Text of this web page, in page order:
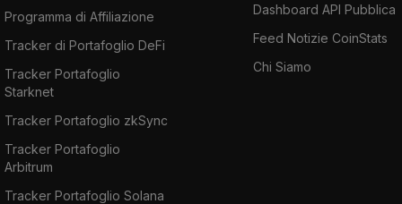
Programma di Affiliazione
Tracker di Portafoglio DeFi
Tracker Portafoglio
Starknet
Tracker Portafoglio zkSync
Tracker Portafoglio
Arbitrum
Tracker Portafoglio Solana
Dashboard API Pubblica
Feed Notizie CoinStats
Chi Siamo